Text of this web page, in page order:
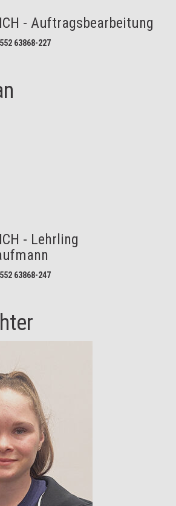
- Auftragsbearbeitung
63868-227
- Lehrling
63868-247